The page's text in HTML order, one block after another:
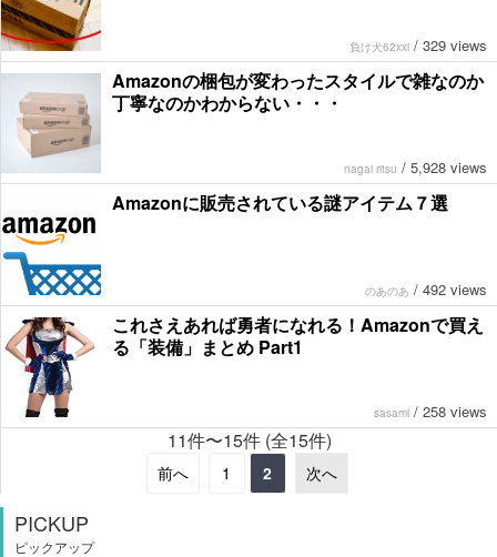
負け犬62xxi / 329 views
Amazonの梱包が変わったスタイルで雑なのか
丁寧なのかわからない・・・
nagai ritsu / 5,928 views
Amazonに販売されている謎アイテム７選
のあのあ / 492 views
これさえあれば勇者になれる！Amazonで買え
る「装備」まとめ Part1
sasami / 258 views
11件〜15件 (全15件)
前へ 1 2 次へ
PICKUP
ピックアップ